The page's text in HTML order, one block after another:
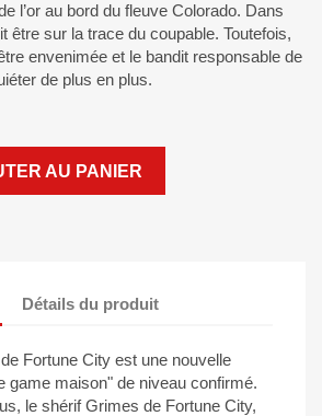
l’or au bord du fleuve Colorado. Dans
être sur la trace du coupable. Toutefois,
envenimée et le bandit responsable de
de plus en plus.
AU PANIER
Détails du produit
Fortune City est une nouvelle
game maison" de niveau confirmé.
le shérif Grimes de Fortune City,